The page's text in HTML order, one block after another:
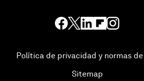
Política de privacidad y normas
Sitemap